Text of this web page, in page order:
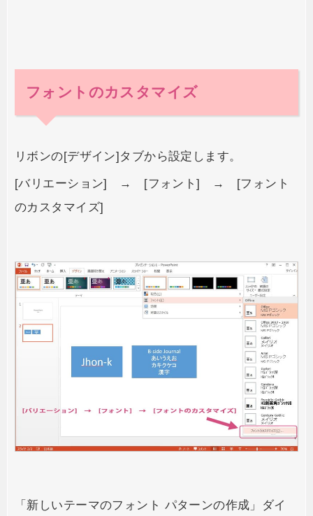
フォントのカスタマイズ
リボンの[デザイン]タブから設定します。
[バリエーション] → [フォント] → [フォント
のカスタマイズ]
「新しいテーマのフォント パターンの作成」ダイ